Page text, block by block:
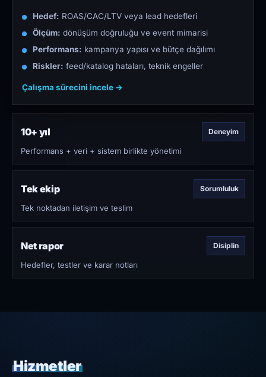
Hedef: ROAS/CAC/LTV veya lead hedefleri
Ölçüm: dönüşüm doğruluğu ve event mimarisi
Performans: kampanya yapısı ve bütçe dağılımı
Riskler: feed/katalog hataları, teknik engeller
Çalışma sürecini incele →
10+ yıl Deneyim
Performans + veri + sistem birlikte yönetimi
Tek ekip Sorumluluk
Tek noktadan iletişim ve teslim
Net rapor Disiplin
Hedefler, testler ve karar notları
Hizmetler